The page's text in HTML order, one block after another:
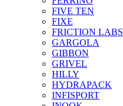
FIVE TEN
FIXE
FRICTION LABS
GARGOLA
GIBBON
GRIVEL
HILLY
HYDRAPACK
INFISPORT